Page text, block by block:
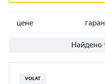
цене
Найдено
VOLAT